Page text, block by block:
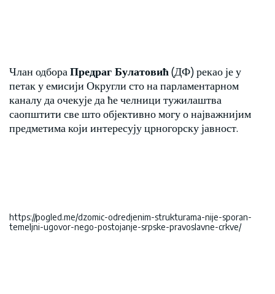
Члан одбора Предраг Булатовић (ДФ) рекао је у
петак у емисији Округли сто на парламентарном
каналу да очекује да ће челници тужилаштва
саопштити све што објективно могу о најважнијим
предметима који интересују црногорску јавност.
https://pogled.me/dzomic-odredjenim-strukturama-nije-sporan-
temeljni-ugovor-nego-postojanje-srpske-pravoslavne-crkve/